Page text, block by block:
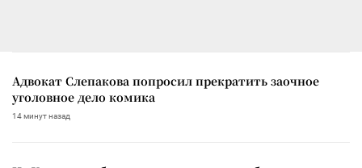
Адвокат Слепакова попросил прекратить заочное
уголовное дело комика
14 минут назад